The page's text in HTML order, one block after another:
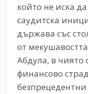
който не иска
саудитска
държава със
от
Абдула, в
финансово